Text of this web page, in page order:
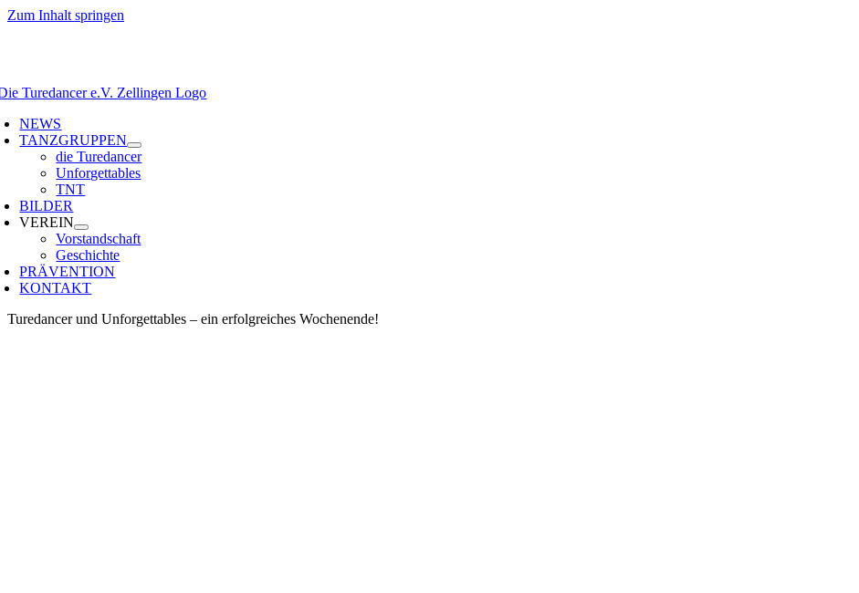
Zum Inhalt springen
NEWS
TANZGRUPPEN
die Turedancer
Unforgettables
TNT
BILDER
VEREIN
Vorstandschaft
Geschichte
PRÄVENTION
KONTAKT
Turedancer und Unforgettables – ein erfolgreiches Wochenende!